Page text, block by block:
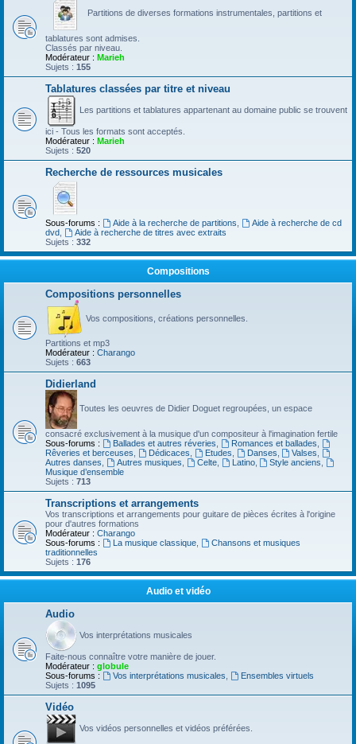
Partitions de diverses formations instrumentales, partitions et
tablatures sont admises.
Classés par niveau.
Modérateur : Marieh
Sujets : 155
Tablatures classées par titre et niveau
Les partitions et tablatures appartenant au domaine public se trouvent
ici - Tous les formats sont acceptés.
Modérateur : Marieh
Sujets : 520
Recherche de ressources musicales
Sous-forums : Aide à la recherche de partitions
Aide à recherche de cd
dvd
Aide à recherche de titres avec extraits
Sujets : 332
Compositions
Compositions personnelles
Vos compositions, créations personnelles.
Partitions et mp3
Modérateur : Charango
Sujets : 663
Didierland
Toutes les oeuvres de Didier Doguet regroupées, un espace
consacré exclusivement à la musique d'un compositeur à l'imagination fertile
Sous-forums :
Ballades et autres réveries Romances et ballades
Rêveries et berceuses
Dédicaces Etudes Danses Valses
Autres danses
Autres musiques Celte, Latino, Style anciens
Musique d’ensemble
Sujets : 713
Transcriptions et arrangements
Vos transcriptions et arrangements pour guitare de pièces écrites à l'origine
pour d'autres formations
Modérateur : Charango
Sous-forums :
La musique classique,
Chansons et musiques
traditionnelles
Sujets : 176
Audio et vidéo
Audio
Vos interprétations musicales
Faite-nous connaître votre manière de jouer.
Modérateur : globule
Sous-forums :
Vos interprétations musicales
Ensembles virtuels
Sujets : 1095
Vidéo
Vos vidéos personnelles et vidéos préférées.